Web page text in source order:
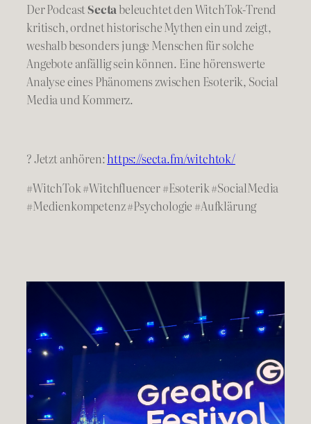
Der PodcastSectabeleuchtet den WitchTok-Trend
kritisch, ordnet historische Mythen ein und zeigt,
weshalb besonders junge Menschen für solche
Angebote anfällig sein können. Eine hörenswerte
Analyse eines Phänomens zwischen Esoterik, Social
Media und Kommerz.
? Jetzt anhören:https://secta.fm/witchtok/
#WitchTok #Witchfluencer #Esoterik #SocialMedia
#Medienkompetenz #Psychologie #Aufklärung